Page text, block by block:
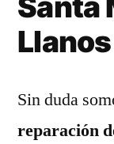
Llanos
Sin duda
reparación